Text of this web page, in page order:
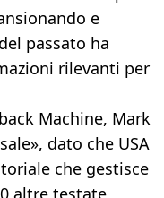
e
passato ha
rilevanti per
Machine, Mark
dato che USA
che gestisce
altre testate